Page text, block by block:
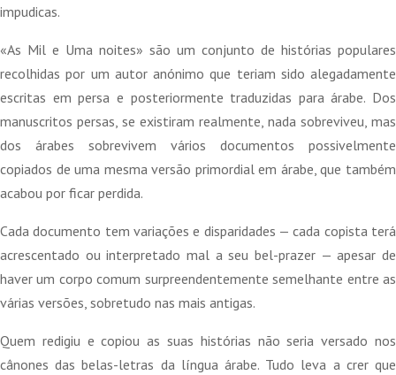
impudicas.
«As Mil e Uma noites» são um conjunto de histórias populares
recolhidas por um autor anónimo que teriam sido alegadamente
escritas em persa e posteriormente traduzidas para árabe. Dos
manuscritos persas, se existiram realmente, nada sobreviveu, mas
dos árabes sobrevivem vários documentos possivelmente
copiados de uma mesma versão primordial em árabe, que também
acabou por ficar perdida.
Cada documento tem variações e disparidades — cada copista terá
acrescentado ou interpretado mal a seu bel-prazer — apesar de
haver um corpo comum surpreendentemente semelhante entre as
várias versões, sobretudo nas mais antigas.
Quem redigiu e copiou as suas histórias não seria versado nos
cânones das belas-letras da língua árabe. Tudo leva a crer que